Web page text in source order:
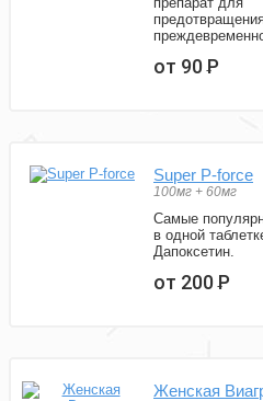
от 90Р
Super P-force
100мг + 60мг
Самые
в одной
Дапоксетин.
от 200Р
Женская